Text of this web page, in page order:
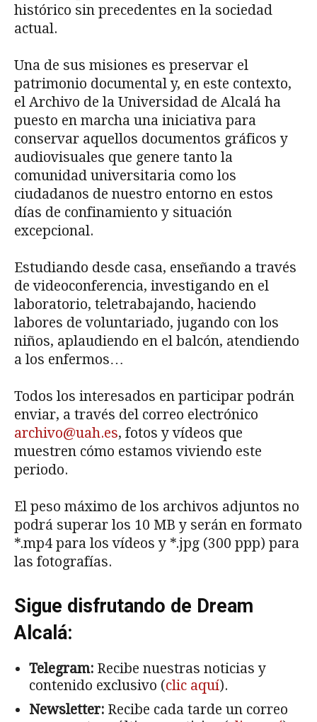
histórico sin precedentes en la sociedad
actual.
Una de sus misiones es preservar el
patrimonio documental y, en este contexto,
el Archivo de la Universidad de Alcalá ha
puesto en marcha una iniciativa para
conservar aquellos documentos gráficos y
audiovisuales que genere tanto la
comunidad universitaria como los
ciudadanos de nuestro entorno en estos
días de confinamiento y situación
excepcional.
Estudiando desde casa, enseñando a través
de videoconferencia, investigando en el
laboratorio, teletrabajando, haciendo
labores de voluntariado, jugando con los
niños, aplaudiendo en el balcón, atendiendo
a los enfermos…
Todos los interesados en participar podrán
enviar, a través del correo electrónico
archivo@uah.es, fotos y vídeos que
muestren cómo estamos viviendo este
periodo.
El peso máximo de los archivos adjuntos no
podrá superar los 10 MB y serán en formato
*.mp4 para los vídeos y *.jpg (300 ppp) para
las fotografías.
Sigue disfrutando de Dream
Alcalá:
Telegram: Recibe nuestras noticias y
contenido exclusivo (clic aquí).
Newsletter: Recibe cada tarde un correo